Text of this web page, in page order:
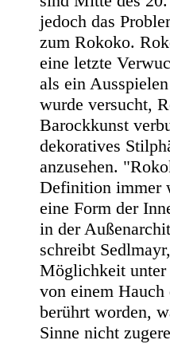
jedoch das
zum Rokoko.
eine letzte
als ein
wurde versucht,
Barockkunst
dekoratives
anzusehen.
Definition immer
eine Form der
in der
schreibt
Möglichkeit unter
von einem Hauch
berührt worden,
Sinne nicht